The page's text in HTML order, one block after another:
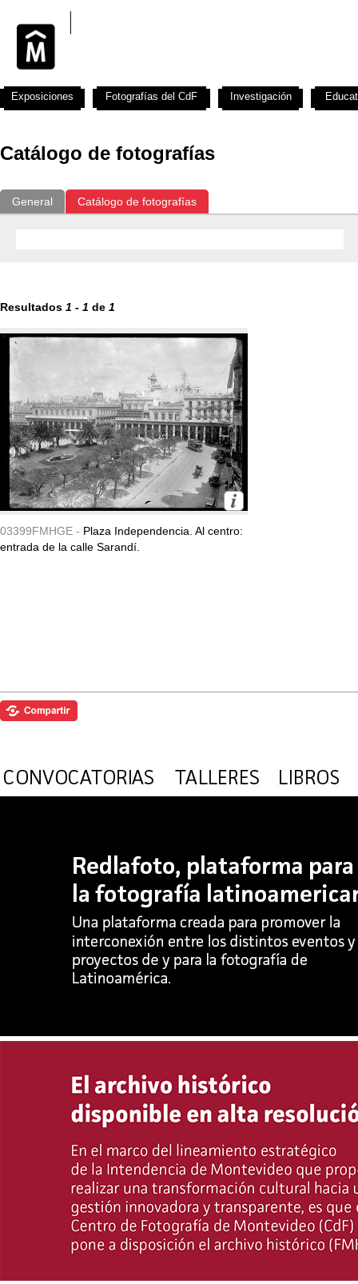
Catálogo de fotografías
General Catálogo de fotografías
Resultados 1 - 1 de 1
03399FMHGE - Plaza Independencia. Al centro:
entrada de la calle Sarandí.
Exposiciones Fotografías del CdF Investigación